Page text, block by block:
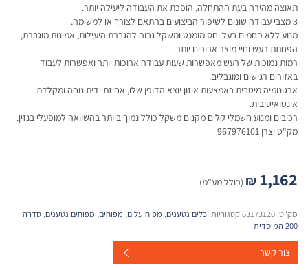
תאוצה מהירה בעת ההתחלה, הופכת את העבודה ליעילה יותר.
3 מצבי עבודה שונים לשיפור הביצועים בהתאם לצורך או למשימה.
מנוע ללא פחמים בעל יחס מומנט ומשקל גבוה להגברת היעילות, אמינות מוגברת,
הפחתת רעש וחיי מוצר ארוכים יותר.
רמות נמוכות של רעש מאפשרות שעות עבודה ארוכות יותר ואפשרות לעבוד
באזורים רגישים ומוגבלים.
ארגונומיה מיטבית באמצעות איזון יוצא הדופן שלו, אחיזת ידית נוחה ומקלדת
אינטואיטיבית.
רכיבים ומנוע חשמלי קלים מקנים משקל כולל נמוך ביותר בהשוואה למופעלי בנזין.
מק"ט יצרן 967976101
₪ 1,162 (כולל מע"מ)
מק"ט: 63173120קטגוריות: כלים נטענים, מפוח עלים, מפוחים, מפוחים נטענים, סדרה
200 המוסדית
צור קשר